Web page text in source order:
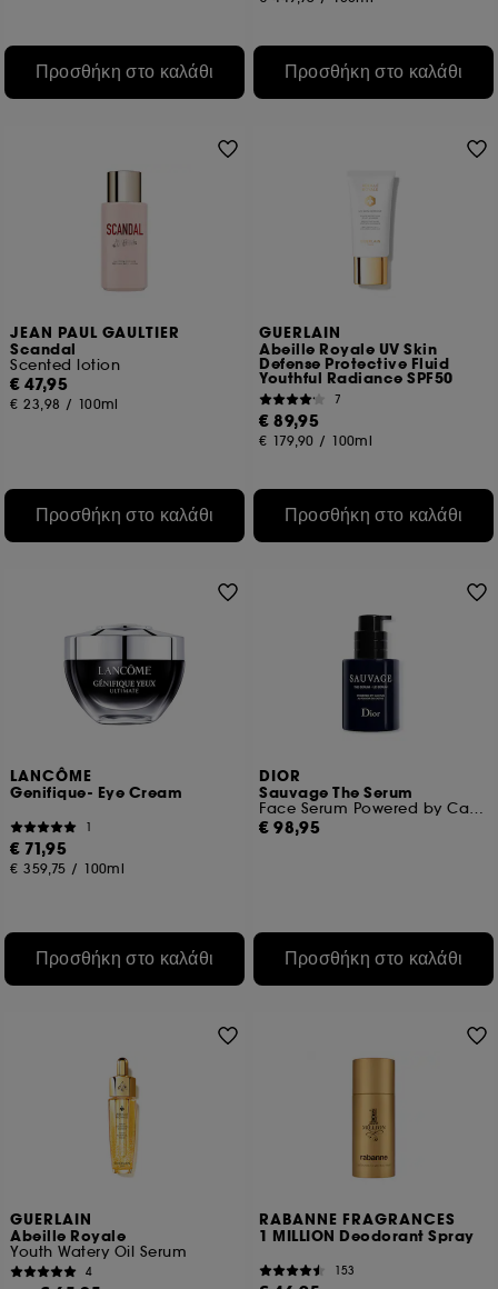
Προσθήκη στο καλάθι Προσθήκη στο καλάθι
JEAN PAUL GAULTIER
Scandal
Scented lotion
€ 47,95
€ 23,98 / 100ml
Προσθήκη στο καλάθι
GUERLAIN
Abeille Royale UV Skin
Defense Protective Fluid
Youthful Radiance SPF50
7
€ 89,95
€ 179,90 / 100ml
Προσθήκη στο καλάθι
LANCÔME
Genifique- Eye Cream
1
€ 71,95
€ 359,75 / 100ml
Προσθήκη στο καλάθι
DIOR
Sauvage The Serum
Face Serum Powered by Cactus for Men
€ 98,95
Προσθήκη στο καλάθι
GUERLAIN
Abeille Royale
Youth Watery Oil Serum
4
RABANNE FRAGRANCES
1 MILLION Deodorant Spray
153